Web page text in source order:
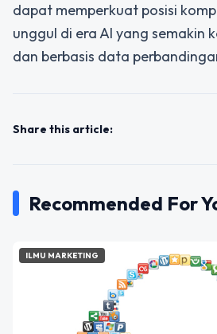
dapat memperkuat posisi
unggul di era AI yang semakin
dan berbasis data
Share this article:
Recommended For
ILMU MARKETING